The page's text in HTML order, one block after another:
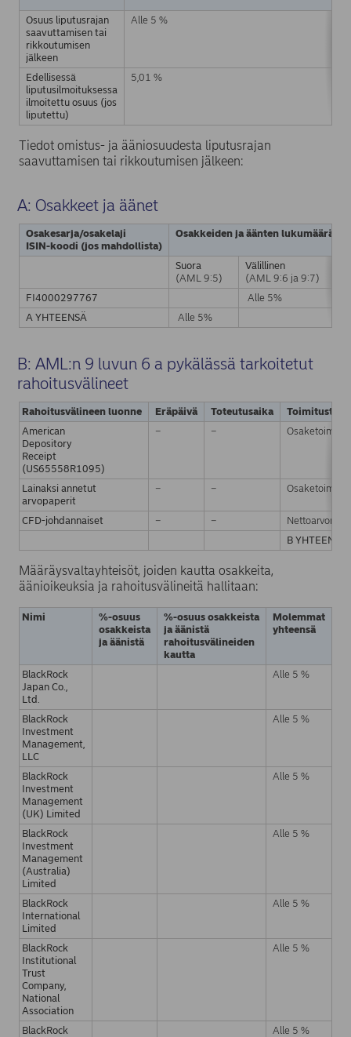
Osuus liputusrajan
saavuttamisen tai
rikkoutumisen
jälkeen
Alle 5 %
Edellisessä
liputusilmoituksessa
ilmoitettu osuus (jos
liputettu)
5,01 %
Tiedot omistus- ja ääniosuudesta liputusrajan
saavuttamisen tai rikkoutumisen jälkeen:
A: Osakkeet ja äänet
Osakesarja/osakelaji
ISIN-koodi (jos mahdollista)
Osakkeiden ja äänten lukumäärä
Suora
(AML 9:5)
Välillinen
(AML 9:6 ja 9:7)
FI4000297767
Alle 5%
A YHTEENSÄ
Alle 5%
B: AML:n 9 luvun 6 a pykälässä tarkoitetut
rahoitusvälineet
Rahoitusvälineen luonne Eräpäivä Toteutusaika
American
Depository
Receipt
(US65558R1095)
− − Osaketoimitus
Lainaksi annetut
arvopaperit
− − Osaketoimitus
CFD-johdannaiset − −
Nettoarvon
B YHTEENSÄ
Määräysvaltayhteisöt, joiden kautta osakkeita,
äänioikeuksia ja rahoitusvälineitä hallitaan:
Nimi
%-osuus
osakkeista
ja äänistä
%-osuus osakkeista
ja äänistä
rahoitusvälineiden
kautta
Molemmat
yhteensä
BlackRock
Japan Co.,
Ltd.
Alle 5 %
BlackRock
Investment
Management,
LLC
Alle 5 %
BlackRock
Investment
Management
(UK) Limited
Alle 5 %
BlackRock
Investment
Management
(Australia)
Limited
Alle 5 %
BlackRock
International
Limited
Alle 5 %
BlackRock
Institutional
Trust
Company,
National
Association
Alle 5 %
BlackRock
Alle 5 %